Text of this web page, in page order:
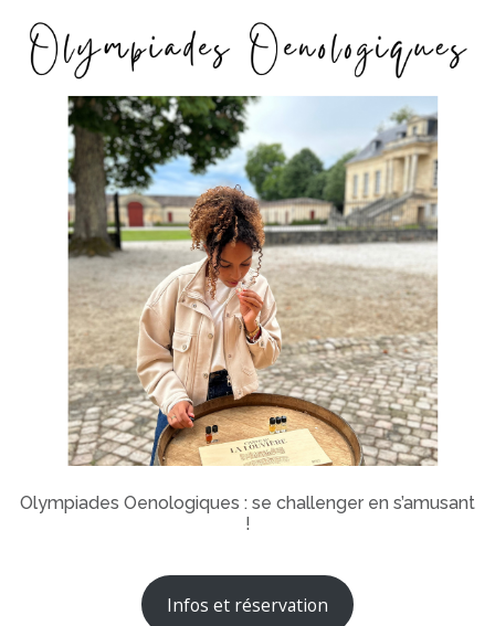
Olympiades Oenologiques : se challenger en s’amusant
!
Infos et réservation